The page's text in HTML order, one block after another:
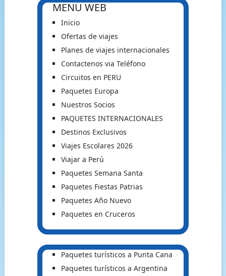
MENU WEB
Inicio
Ofertas de viajes
Planes de viajes internacionales
Contactenos via Teléfono
Circuitos en PERU
Paquetes Europa
Nuestros Socios
PAQUETES INTERNACIONALES
Destinos Exclusivos
Viajes Escolares 2026
Viajar a Perú
Paquetes Semana Santa
Paquetes Fiestas Patrias
Paquetes Año Nuevo
Paquetes en Cruceros
Paquetes turísticos a Punta Cana
Paquetes turísticos a Argentina